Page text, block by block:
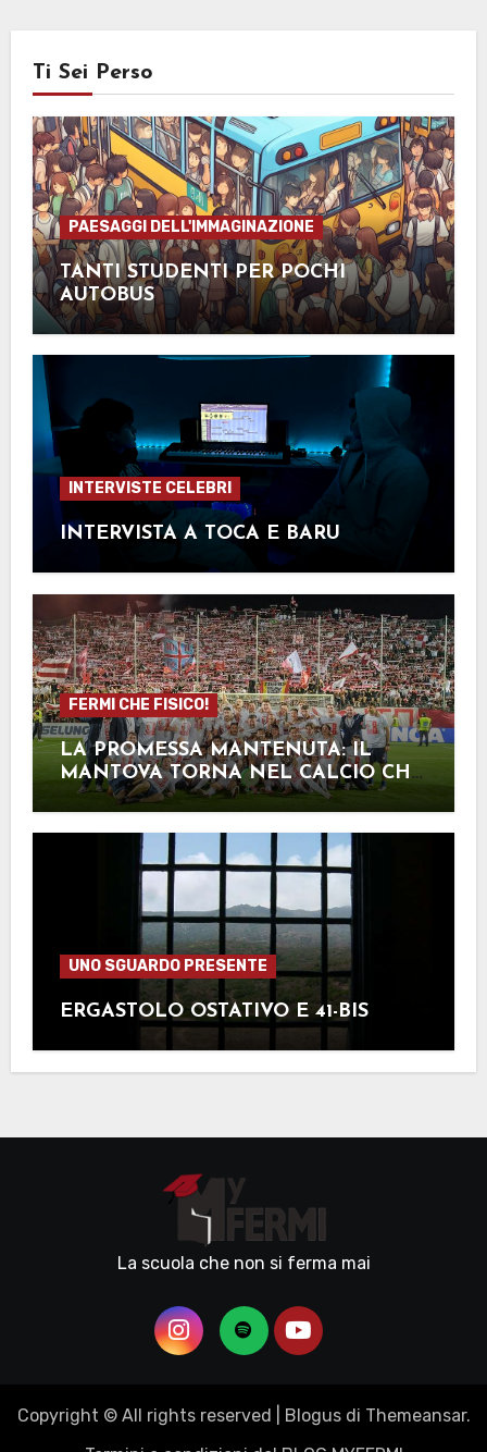
Ti Sei Perso
PAESAGGI DELL'IMMAGINAZIONE
TANTI STUDENTI PER POCHI
AUTOBUS
INTERVISTE CELEBRI
INTERVISTA A TOCA E BARU
FERMI CHE FISICO!
LA PROMESSA MANTENUTA: IL
MANTOVA TORNA NEL CALCIO CHE
CONTA
UNO SGUARDO PRESENTE
ERGASTOLO OSTATIVO E 41-BIS
La scuola che non si ferma mai
Copyright © All rights reserved Blogusdi Themeansar.